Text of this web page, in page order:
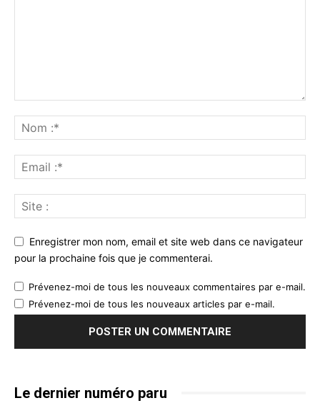
Enregistrer mon nom, email et site web dans ce navigateur
pour la prochaine fois que je commenterai.
Prévenez-moi de tous les nouveaux commentaires par e-mail.
Prévenez-moi de tous les nouveaux articles par e-mail.
Le dernier numéro paru